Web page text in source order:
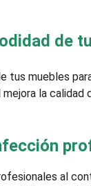
de
tus muebles
la calidad
al